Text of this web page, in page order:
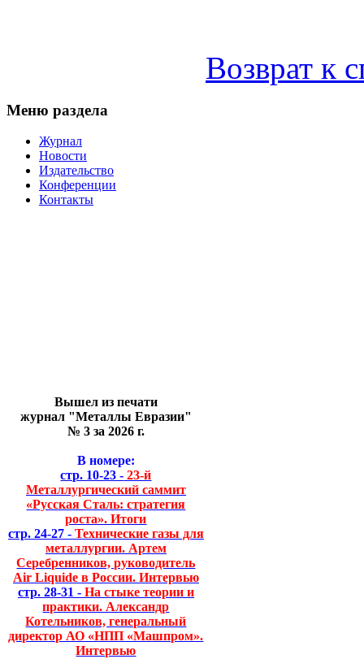
Возврат к
Меню раздела
Журнал
Новости
Издательство
Конференции
Контакты
Вышел из печати
журнал "Металлы Евразии"
№ 3 за 2026 г.
В номере:
стр. 10-23 - 23-й
Металлургический саммит
«Русская Сталь: стратегия
роста». Итоги
стр. 24-27 - Технические газы для
металлургии. Артем
Серебренников, руководитель
Air Liquide в России. Интервью
стр. 28-31 - На стыке теории и
практики. Александр
Котельников, генеральный
директор АО «НПП «Машпром».
Интервью